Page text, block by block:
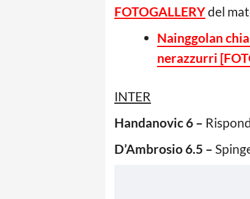
FOTOGALLERYdel
Nainggolan
nerazzurri
INTER
Handanovic 6 –
D’Ambrosio 6.5 –